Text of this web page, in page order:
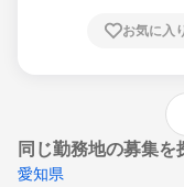
崎県、熊本県、大分県、宮崎
お気に入
同じ勤務地の募集を
愛知県